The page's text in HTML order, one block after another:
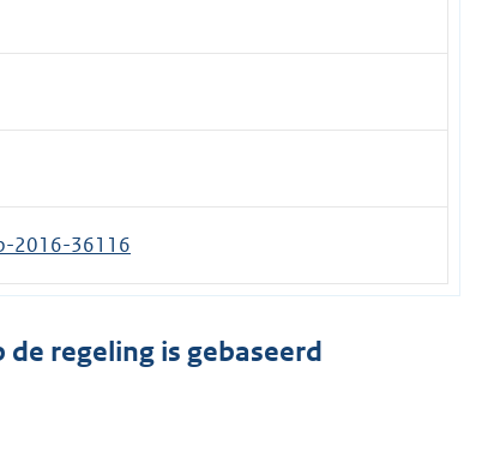
2016-36116
regeling is gebaseerd